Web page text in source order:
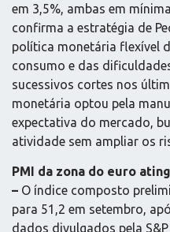
em 3,5%, ambas em
confirma a estratégia de
política monetária flexível
consumo e das
sucessivos cortes nos
monetária optou pela
expectativa do mercado,
atividade sem ampliar os
PMI da zona do euro
– O índice composto
para 51,2 em setembro,
dados divulgados pela